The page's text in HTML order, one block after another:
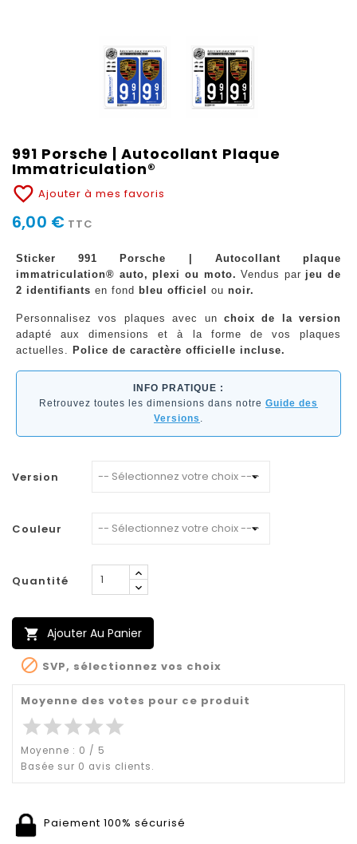
991 Porsche | Autocollant Plaque
Immatriculation®
favorite_border Ajouter à mes favoris
6,00 € TTC
Sticker 991 Porsche | Autocollant plaque
immatriculation® auto, plexi ou moto. Vendus par jeu de
2 identifiants en fond bleu officiel ou noir.
Personnalisez vos plaques avec un choix de la version
adapté aux dimensions et à la forme de vos plaques
actuelles. Police de caractère officielle incluse.
INFO PRATIQUE :
Retrouvez toutes les dimensions dans notre Guide des
Versions .
Version
Couleur
Quantité
 Ajouter Au Panier
 SVP, sélectionnez vos choix
Moyenne des votes pour ce produit
starstarstarstarstar
Moyenne : 0 / 5
Basée sur 0 avis clients.
Paiement 100% sécurisé